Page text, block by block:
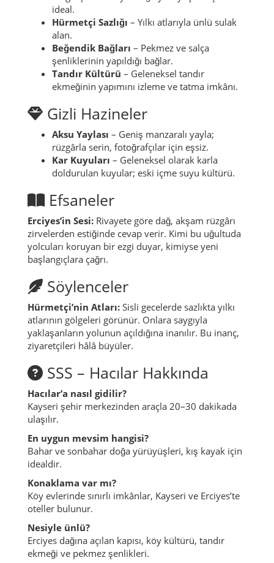
ideal.
Hürmetçi Sazlığı – Yılkı atlarıyla ünlü sulak
alan.
Beğendik Bağları – Pekmez ve salça
şenliklerinin yapıldığı bağlar.
Tandır Kültürü – Geleneksel tandır
ekmeğinin yapımını izleme ve tatma imkânı.
Gizli Hazineler
Aksu Yaylası – Geniş manzaralı yayla;
rüzgârla serin, fotoğrafçılar için eşsiz.
Kar Kuyuları – Geleneksel olarak karla
doldurulan kuyular; eski içme suyu kültürü.
Efsaneler
Erciyes’in Sesi: Rivayete göre dağ, akşam rüzgârı
zirvelerden estiğinde cevap verir. Kimi bu uğultuda
yolcuları koruyan bir ezgi duyar, kimiyse yeni
başlangıçlara çağrı.
Söylenceler
Hürmetçi’nin Atları: Sisli gecelerde sazlıkta yılkı
atlarının gölgeleri görünür. Onlara saygıyla
yaklaşanların yolunun açıldığına inanılır. Bu inanç,
ziyaretçileri hâlâ büyüler.
SSS – Hacılar Hakkında
Hacılar’a nasıl gidilir?
Kayseri şehir merkezinden araçla 20–30 dakikada
ulaşılır.
En uygun mevsim hangisi?
Bahar ve sonbahar doğa yürüyüşleri, kış kayak için
idealdir.
Konaklama var mı?
Köy evlerinde sınırlı imkânlar, Kayseri ve Erciyes’te
oteller bulunur.
Nesiyle ünlü?
Erciyes dağına açılan kapısı, köy kültürü, tandır
ekmeği ve pekmez şenlikleri.